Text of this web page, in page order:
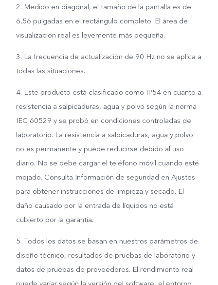
2. Medido en diagonal, el tamaño de la pantalla es de
6,56 pulgadas en el rectángulo completo. El área de
visualización real es levemente más pequeña.
3. La frecuencia de actualización de 90 Hz no se aplica a
todas las situaciones.
4. Este producto está clasificado como IP54 en cuanto a
resistencia a salpicaduras, agua y polvo según la norma
IEC 60529 y se probó en condiciones controladas de
laboratorio. La resistencia a salpicaduras, agua y polvo
no es permanente y puede reducirse debido al uso
diario. No se debe cargar el teléfono móvil cuando esté
mojado. Consulta Información de seguridad en Ajustes
para obtener instrucciones de limpieza y secado. El
daño causado por la entrada de líquidos no está
cubierto por la garantía.
5. Todos los datos se basan en nuestros parámetros de
diseño técnico, resultados de pruebas de laboratorio y
datos de pruebas de proveedores. El rendimiento real